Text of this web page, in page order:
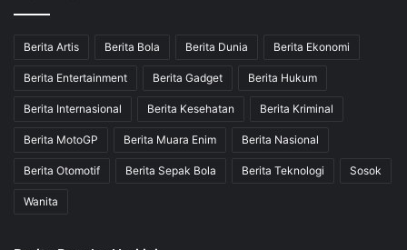
Berita Artis Berita Bola Berita Dunia Berita Ekonomi
Berita Entertainment Berita Gadget Berita Hukum
Berita Internasional Berita Kesehatan Berita Kriminal
Berita MotoGP Berita Muara Enim Berita Nasional
Berita Otomotif Berita Sepak Bola Berita Teknologi Sosok
Wanita